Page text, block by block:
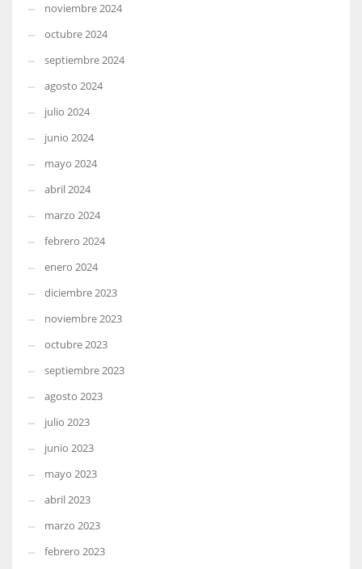
noviembre 2024
octubre 2024
septiembre 2024
agosto 2024
julio 2024
junio 2024
mayo 2024
abril 2024
marzo 2024
febrero 2024
enero 2024
diciembre 2023
noviembre 2023
octubre 2023
septiembre 2023
agosto 2023
julio 2023
junio 2023
mayo 2023
abril 2023
marzo 2023
febrero 2023